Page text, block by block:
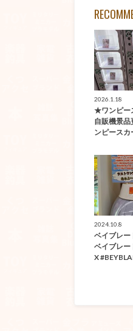
2026.1.18
★ワンピー
自販機景
ンピース
2024.10.8
ベイブレー
ベイブレー
X